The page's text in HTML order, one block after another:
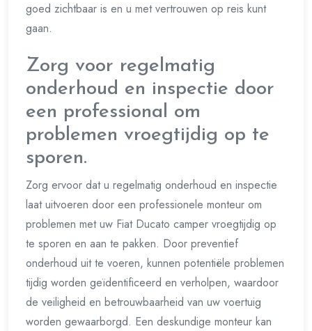
goed zichtbaar is en u met vertrouwen op reis kunt
gaan.
Zorg voor regelmatig
onderhoud en inspectie door
een professional om
problemen vroegtijdig op te
sporen.
Zorg ervoor dat u regelmatig onderhoud en inspectie
laat uitvoeren door een professionele monteur om
problemen met uw Fiat Ducato camper vroegtijdig op
te sporen en aan te pakken. Door preventief
onderhoud uit te voeren, kunnen potentiële problemen
tijdig worden geïdentificeerd en verholpen, waardoor
de veiligheid en betrouwbaarheid van uw voertuig
worden gewaarborgd. Een deskundige monteur kan